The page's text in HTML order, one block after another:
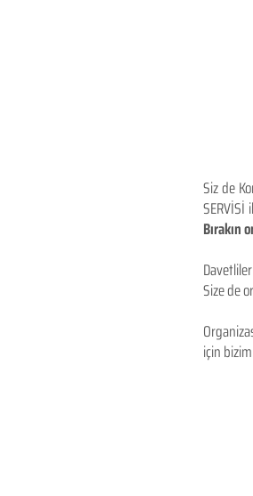
Siz de
Size de
için